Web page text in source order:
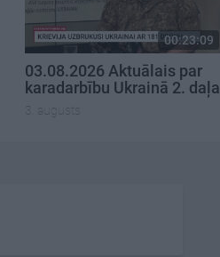
00:23:09
03.08.2026 Aktuālais par
karadarbību Ukrainā 2. daļa
3. augusts